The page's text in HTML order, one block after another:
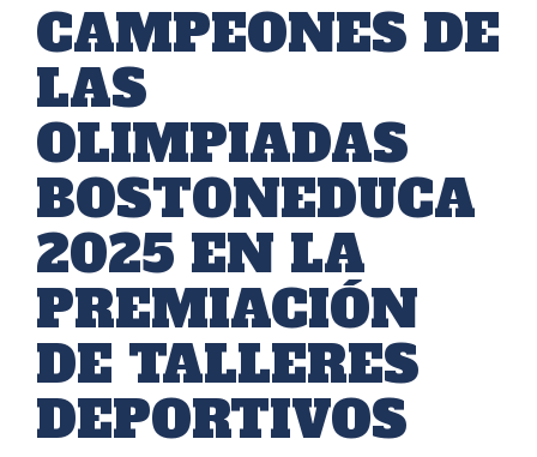
CAMPEONES DE
LAS
OLIMPIADAS
BOSTONEDUCA
2025 EN LA
PREMIACIÓN
DE TALLERES
DEPORTIVOS